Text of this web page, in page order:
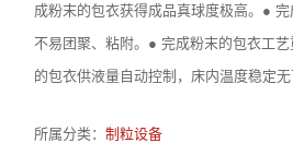
成粉末的包衣获得成品真球度极高。● 完
不易团聚、粘附。● 完成粉末的包衣工
的包衣供液量自动控制，床内温度稳定无
所属分类：制粒设备